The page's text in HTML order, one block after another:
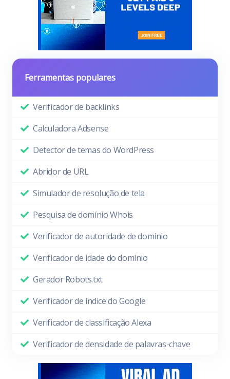
Ferramentas populares
Verificador de backlinks
Calculadora Adsense
Detector de temas do WordPress
Abridor de URL
Simulador de resolução de tela
Pesquisa de domínio Whois
Verificador de autoridade de domínio
Verificador de idade do domínio
Gerador Robots.txt
Verificador de índice do Google
Verificador de classificação Alexa
Verificador de densidade de palavras-chave